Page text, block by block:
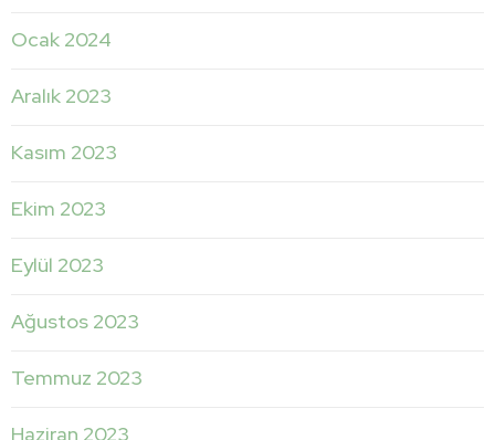
Ocak 2024
Aralık 2023
Kasım 2023
Ekim 2023
Eylül 2023
Ağustos 2023
Temmuz 2023
Haziran 2023